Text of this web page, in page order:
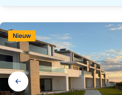
Galerij
navigatie
Nieuw